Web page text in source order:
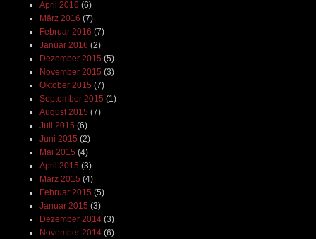
April 2016 (6)
März 2016 (7)
Februar 2016 (7)
Januar 2016 (2)
Dezember 2015 (5)
November 2015 (3)
Oktober 2015 (7)
September 2015 (1)
August 2015 (7)
Juli 2015 (6)
Juni 2015 (2)
Mai 2015 (4)
April 2015 (3)
März 2015 (4)
Februar 2015 (5)
Januar 2015 (3)
Dezember 2014(3)
November 2014(6)